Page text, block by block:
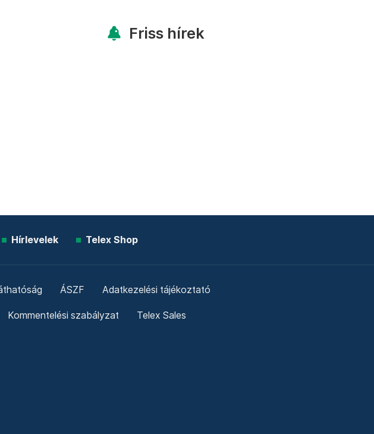
Friss hírek
Hírlevelek Telex Shop
ÁSZF Adatkezelési tájékoztató
Kommentelési szabályzat Telex Sales